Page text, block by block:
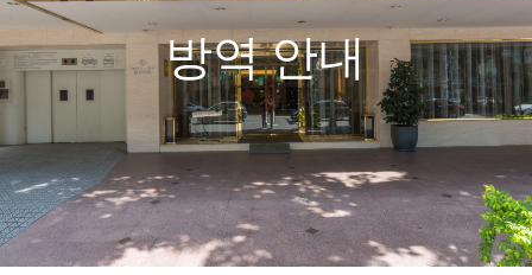
방역 안내